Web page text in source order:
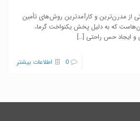
از مدرن‌ترین و کارآمدترین روش‌های تأمین
که به دلیل پخش یکنواخت گرما،
و ایجاد حس راحتی […]
0 اطلاعات بیشتر